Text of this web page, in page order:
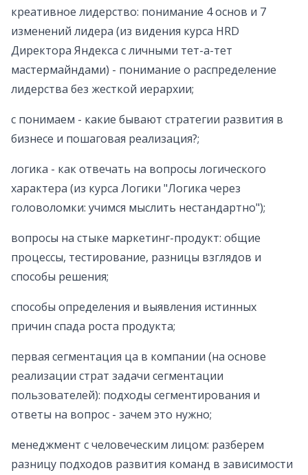
креативное лидерство: понимание 4 основ и 7
изменений лидера (из видения курса HRD
Директора Яндекса с личными тет-а-тет
мастермайндами) - понимание о распределение
лидерства без жесткой иерархии;
с понимаем - какие бывают стратегии развития в
бизнесе и пошаговая реализация?;
логика - как отвечать на вопросы логического
характера (из курса Логики "Логика через
головоломки: учимся мыслить нестандартно");
вопросы на стыке маркетинг-продукт: общие
процессы, тестирование, разницы взглядов и
способы решения;
способы определения и выявления истинных
причин спада роста продукта;
первая сегментация ца в компании (на основе
реализации страт задачи сегментации
пользователей): подходы сегментирования и
ответы на вопрос - зачем это нужно;
менеджмент с человеческим лицом: разберем
разницу подходов развития команд в зависимости